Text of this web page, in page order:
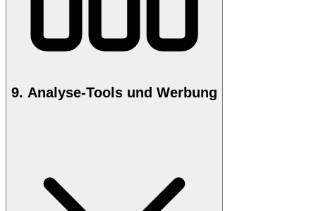
9. Analyse-Tools und Werbung